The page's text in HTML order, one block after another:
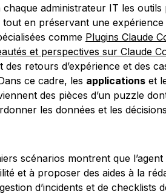
chaque administrateur IT les
en préservant une expérience
comme Plugins Claude
et perspectives sur Claude
retours d’expérience et des
ce cadre, les applications et
des pièces d’un puzzle
les données et les
scénarios montrent que
et à proposer des aides à la
d’incidents et de checklists